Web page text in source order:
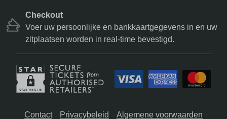
Checkout
Voer uw persoonlijke en bankkaartgegevens in en uw
zitplaatsen worden in real-time bevestigd.
Contact Privacybeleid Algemene voorwaarden